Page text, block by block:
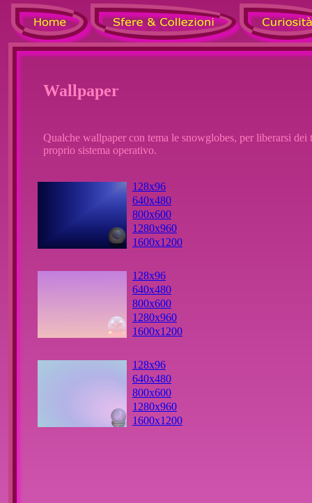
Wallpaper
Qualche wallpaper con tema le snowglobes, per liberarsi
proprio sistema operativo.
128x96
640x480
800x600
1280x960
1600x1200
128x96
640x480
800x600
1280x960
1600x1200
128x96
640x480
800x600
1600x1200
1280x960